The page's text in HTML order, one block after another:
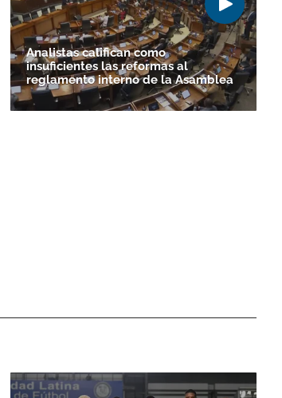
Analistas califican como
insuficientes las reformas al
reglamento interno de la Asamblea